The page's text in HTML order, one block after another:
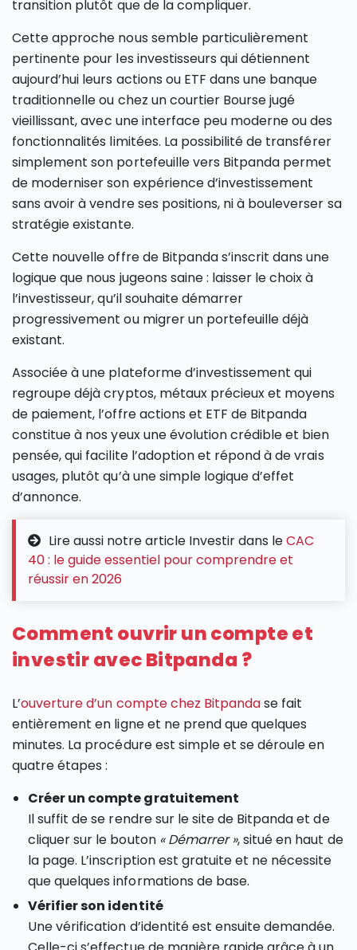
transition plutôt que de la compliquer.
Cette approche nous semble particulièrement
pertinente pour les investisseurs qui détiennent
aujourd’hui leurs actions ou ETF dans une banque
traditionnelle ou chez un courtier Bourse jugé
vieillissant, avec une interface peu moderne ou des
fonctionnalités limitées. La possibilité de transférer
simplement son portefeuille vers Bitpanda permet
de moderniser son expérience d’investissement
sans avoir à vendre ses positions, ni à bouleverser sa
stratégie existante.
Cette nouvelle offre de Bitpanda s’inscrit dans une
logique que nous jugeons saine : laisser le choix à
l’investisseur, qu’il souhaite démarrer
progressivement ou migrer un portefeuille déjà
existant.
Associée à une plateforme d’investissement qui
regroupe déjà cryptos, métaux précieux et moyens
de paiement, l’offre actions et ETF de Bitpanda
constitue à nos yeux une évolution crédible et bien
pensée, qui facilite l’adoption et répond à de vrais
usages, plutôt qu’à une simple logique d’effet
d’annonce.
Lire aussi notre article Investir dans leCAC
40 : le guide essentiel pour comprendre et
réussir en 2026
Comment ouvrir un compte et
investir avec Bitpanda ?
L’ouverture d’un compte chez Bitpandase fait
entièrement en ligne et ne prend que quelques
minutes. La procédure est simple et se déroule en
quatre étapes :
Créer un compte gratuitement
Il suffit de se rendre sur le site de Bitpanda et de
cliquer sur le bouton « Démarrer », situé en haut de
la page. L’inscription est gratuite et ne nécessite
que quelques informations de base.
Vérifier son identité
Une vérification d’identité est ensuite demandée.